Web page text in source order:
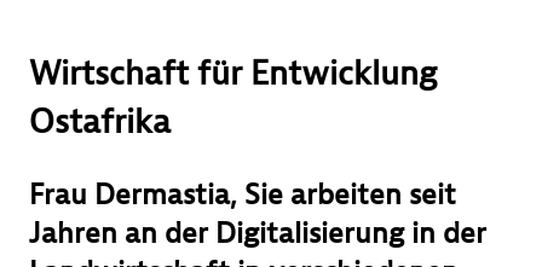
Wirtschaft für Entwicklung
Ostafrika
Frau Dermastia, Sie arbeiten seit
Jahren an der Digitalisierung in der